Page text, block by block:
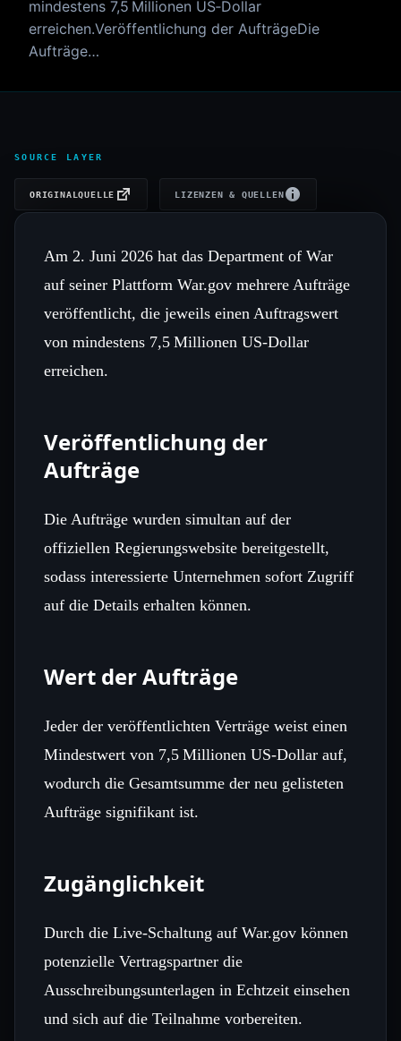
mindestens 7,5 Millionen US‑Dollar
erreichen.Veröffentlichung der AufträgeDie
Aufträge…
SOURCE LAYER
ORIGINALQUELLE LIZENZEN & QUELLEN
Am 2. Juni 2026 hat das Department of War
auf seiner Plattform War.gov mehrere Aufträge
veröffentlicht, die jeweils einen Auftragswert
von mindestens 7,5 Millionen US‑Dollar
erreichen.
Veröffentlichung der
Aufträge
Die Aufträge wurden simultan auf der
offiziellen Regierungswebsite bereitgestellt,
sodass interessierte Unternehmen sofort Zugriff
auf die Details erhalten können.
Wert der Aufträge
Jeder der veröffentlichten Verträge weist einen
Mindestwert von 7,5 Millionen US‑Dollar auf,
wodurch die Gesamtsumme der neu gelisteten
Aufträge signifikant ist.
Zugänglichkeit
Durch die Live‑Schaltung auf War.gov können
potenzielle Vertragspartner die
Ausschreibungsunterlagen in Echtzeit einsehen
und sich auf die Teilnahme vorbereiten.